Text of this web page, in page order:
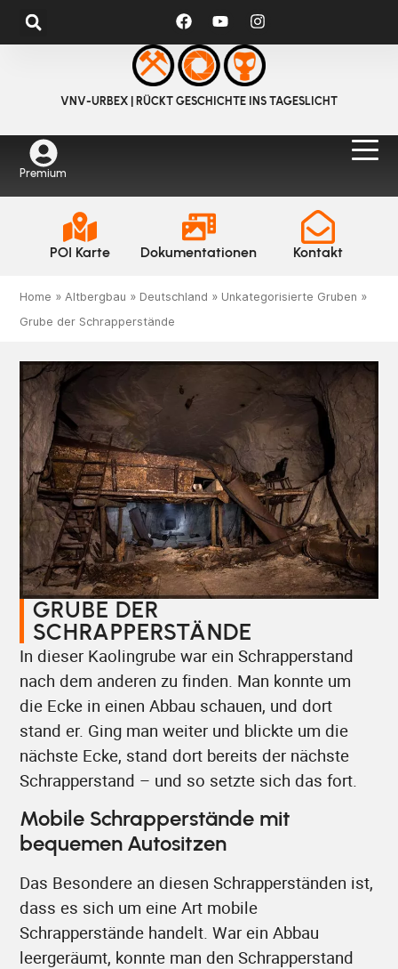
VNV-URBEX | RÜCKT GESCHICHTE INS TAGESLICHT
Premium
POI Karte Dokumentationen Kontakt
Home »Altbergbau » Deutschland » Unkategorisierte Gruben »
Grube der Schrapperstände
GRUBE DER
SCHRAPPERSTÄNDE
In dieser Kaolingrube war ein Schrapperstand
nach dem anderen zu finden. Man konnte um
die Ecke in einen Abbau schauen, und dort
stand er. Ging man weiter und blickte um die
nächste Ecke, stand dort bereits der nächste
Schrapperstand – und so setzte sich das fort.
Mobile Schrapperstände mit
bequemen Autositzen
Das Besondere an diesen Schrapperständen ist,
dass es sich um eine Art mobile
Schrapperstände handelt. War ein Abbau
leergeräumt, konnte man den Schrapperstand